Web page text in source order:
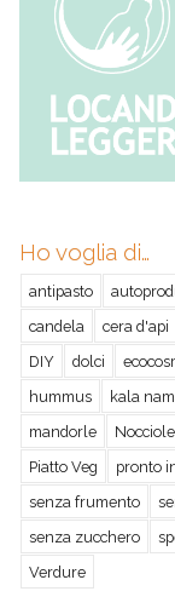
Ho voglia di…
antipasto
candela
cera d'api
DIY
dolci
hummus
kala
mandorle
Nocciole
Piatto Veg
pronto
senza frumento
senza zucchero
Verdure